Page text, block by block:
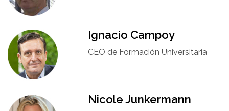
Ignacio Campoy​
CEO de Formación Universitaria​
Nicole Junkermann​